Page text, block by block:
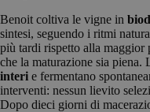
Benoit coltiva le vigne in
sintesi, seguendo i ritmi
più tardi rispetto alla maggior
che la maturazione sia piena.
interi e fermentano
interventi: nessun lievito
Dopo dieci giorni di